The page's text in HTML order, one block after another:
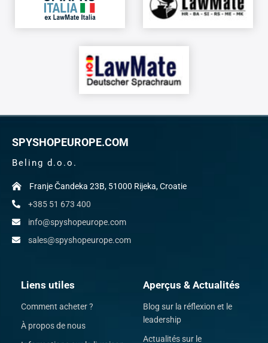
SPYSHOPEUROPE.COM
Beling d.o.o.
Franje Čandeka 23B, 51000 Rijeka, Croatie
+385 51 673 400
info@spyshopeurope.com
sales@spyshopeurope.com
Liens utiles
Comment acheter ?
À propos de nous
Aperçus & Actualités
Blog sur la réflexion et le
leadership
Actualités sur le